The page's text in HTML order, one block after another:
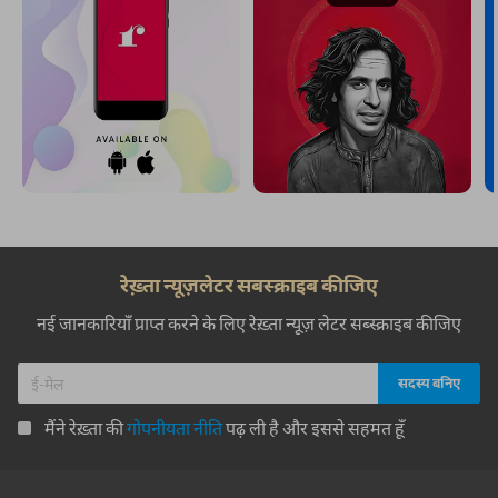
रेख़्ता न्यूज़लेटर सबस्क्राइब कीजिए
नई जानकारियाँ प्राप्त करने के लिए रेख़्ता न्यूज़ लेटर सब्स्क्राइब कीजिए
मैंने रेख़्ता कीगोपनीयता नीतिपढ़ ली है और इससे सहमत हूँ